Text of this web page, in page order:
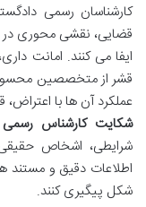
کارشناسان رسمی
قضایی، نقشی محوری در
ایفا می کنند. امانت
قشر از متخصصین
عملکرد آن ها با
شکایت کارشناس رسمی
شرایطی، اشخاص
اطلاعات دقیق و مستند
شکل پیگیری کنند.